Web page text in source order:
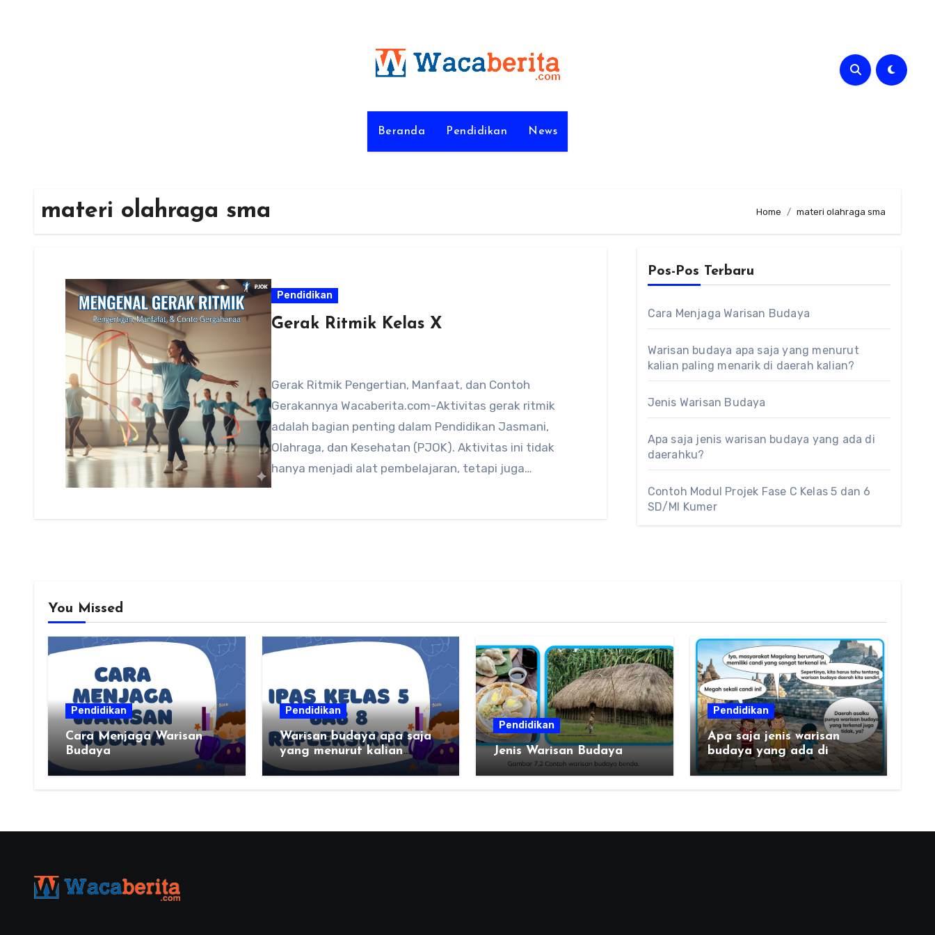
Beranda Pendidikan News
materi olahraga sma Home materi olahraga sma
Pendidikan
Gerak Ritmik Kelas X
Gerak Ritmik Pengertian, Manfaat, dan Contoh
Gerakannya Wacaberita.com-Aktivitas gerak ritmik
adalah bagian penting dalam Pendidikan Jasmani,
Olahraga, dan Kesehatan (PJOK). Aktivitas ini tidak
hanya menjadi alat pembelajaran, tetapi juga
merupakan…
Pos-Pos Terbaru
Cara Menjaga Warisan Budaya
Warisan budaya apa saja yang menurut
kalian paling menarik di daerah kalian?
Jenis Warisan Budaya
Apa saja jenis warisan budaya yang ada di
daerahku?
Contoh Modul Projek Fase C Kelas 5 dan 6
SD/MI Kumer
You Missed
Pendidikan
Cara Menjaga Warisan
Budaya
Pendidikan
Warisan budaya apa saja
yang menurut kalian
paling menarik di daerah
kalian?
Pendidikan
Jenis Warisan Budaya
Pendidikan
Apa saja jenis warisan
budaya yang ada di
daerahku?